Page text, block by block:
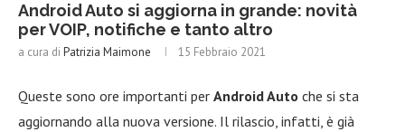
Android Auto si aggiorna in grande: novità
per VOIP, notifiche e tanto altro
a cura di Patrizia Maimone 15 Febbraio 2021
Queste sono ore importanti per Android Auto che si sta
aggiornando alla nuova versione. Il rilascio, infatti, è già